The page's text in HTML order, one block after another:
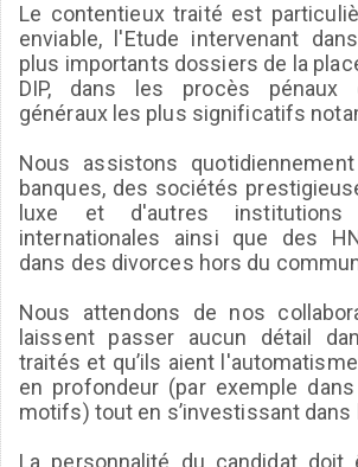
Le contentieux traité est
enviable, l'Etude intervenant
plus importants dossiers de la
DIP, dans les procès pénaux
généraux les plus significatifs
Nous assistons
banques, des sociétés
luxe et d'autres institutions
internationales ainsi que des
dans des divorces hors du
Nous attendons de nos
laissent passer aucun détail
traités et qu’ils aient
en profondeur (par exemple
motifs) tout en s’investissant
La personnalité du candidat doit